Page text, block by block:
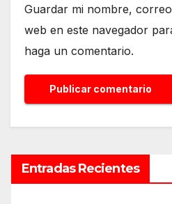
Guardar mi nombre,
web en este navegador
haga un comentario.
Entradas Recientes